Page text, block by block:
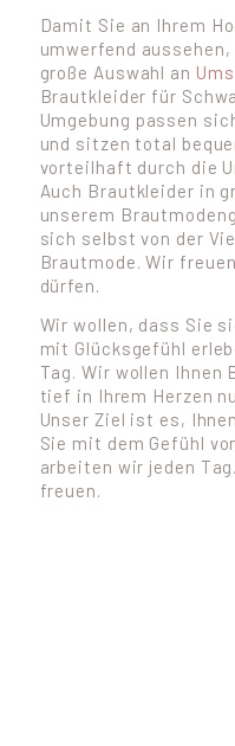
Damit Sie an Ihrem
umwerfend
große Auswahl an
Brautkleider für
Umgebung passen
und sitzen total
vorteilhaft durch die
Auch Brautkleider in
unserem
sich selbst von der
Brautmode. Wir
dürfen.
Wir wollen, dass Sie
mit Glücksgefühl
Tag. Wir wollen Ihnen
tief in Ihrem Herzen
Unser Ziel ist es,
Sie mit dem Gefühl
arbeiten wir jeden
freuen.